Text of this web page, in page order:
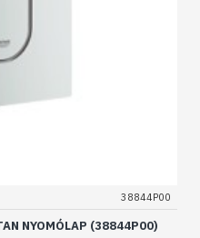
38844P00
NYOMÓLAP (38844P00)